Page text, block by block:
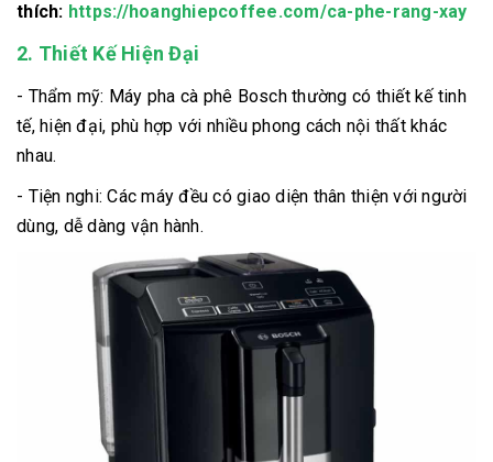
thích: https://hoanghiepcoffee.com/ca-phe-rang-xay
2. Thiết Kế Hiện Đại
- Thẩm mỹ: Máy pha cà phê Bosch thường có thiết kế tinh
tế, hiện đại, phù hợp với nhiều phong cách nội thất khác
nhau.
- Tiện nghi: Các máy đều có giao diện thân thiện với người
dùng, dễ dàng vận hành.